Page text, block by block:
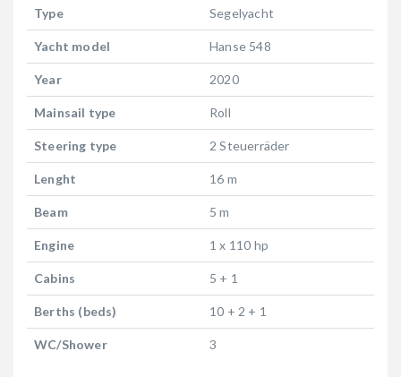
Type Segelyacht
Yacht model Hanse 548
Year 2020
Mainsail type Roll
Steering type 2 Steuerräder
Lenght 16 m
Beam 5 m
Engine 1 x 110 hp
Cabins 5 + 1
Berths (beds) 10 + 2 + 1
WC/Shower 3